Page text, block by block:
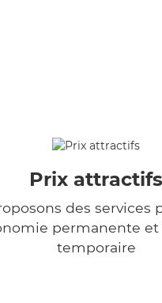
Prix attractifs
des services
permanente
temporaire